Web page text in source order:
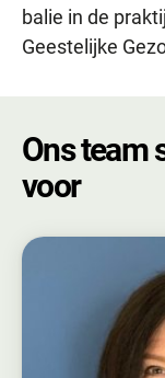
balie in de
Geestelijke
Ons team
voor